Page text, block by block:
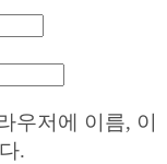
우저에 이름, 이
.